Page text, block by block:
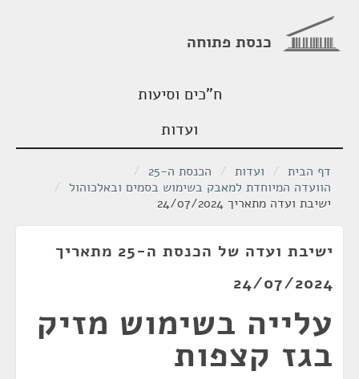
כנסת פתוחה
ח"כים וסיעות
ועדות
דף הבית / ועדות / הכנסת ה-25
/
הוועדה המיוחדת למאבק בשימוש בסמים ובאלכוהול /
ישיבת ועדה מתאריך 24/07/2024
ישיבת ועדה של הכנסת ה-25 מתאריך
24/07/2024
עלייה בשימוש מזיק
בגז קצפות